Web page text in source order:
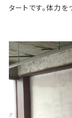
タートです。体力を